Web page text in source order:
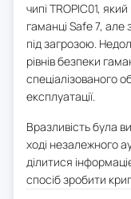
чипі TROPIC01,
гаманці Safe 7,
під загрозою.
рівнів безпеки
спеціалізованого
експлуатації.
Вразливість була
ході незалежного
ділитися
спосіб зробити